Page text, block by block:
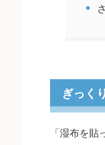
ぎっく
「湿布を